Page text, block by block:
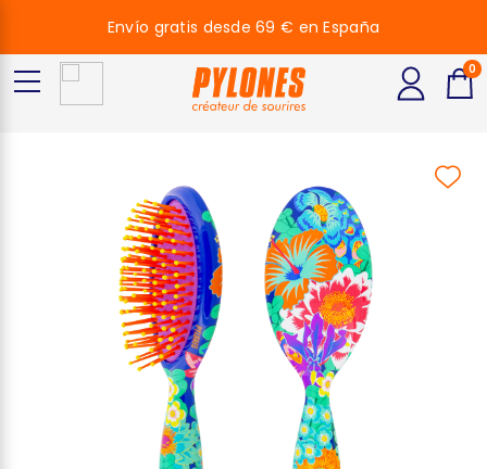
Envío gratis desde 69 € en España
0